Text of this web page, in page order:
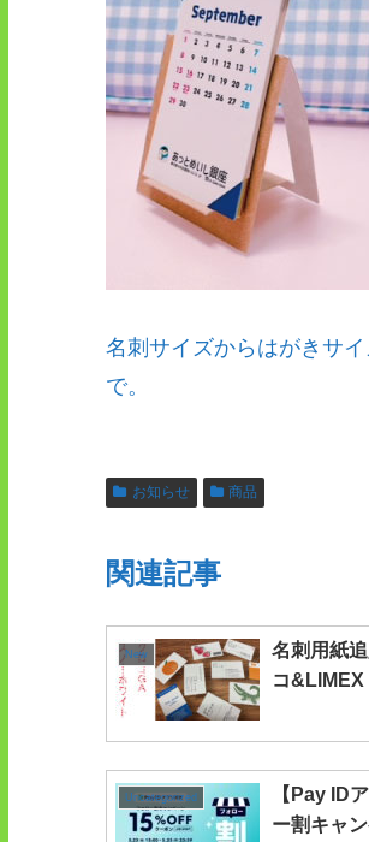
名刺サイズからはがきサ
で。
お知らせ 商品
関連記事
New
名刺用紙
コ&LIMEX
Uncategorized
【Pay ID
ー割キャ